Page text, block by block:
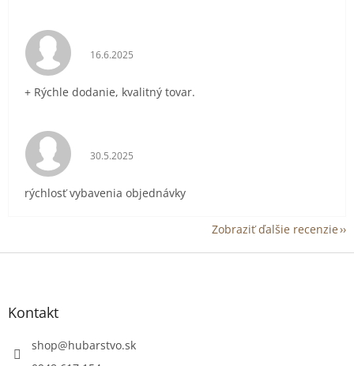
Hodnotenie obchodu je 5 z 5 hviezdičiek.
16.6.2025
+ Rýchle dodanie, kvalitný tovar.
Hodnotenie obchodu je 5 z 5 hviezdičiek.
30.5.2025
rýchlosť vybavenia objednávky
Zobraziť ďalšie recenzie
Z
Kontakt
shop@hubarstvo.sk